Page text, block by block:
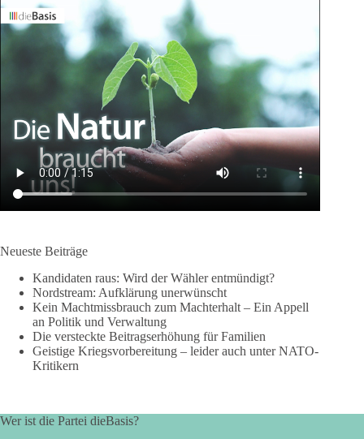
Neueste Beiträge
Kandidaten raus: Wird der Wähler entmündigt?
Nordstream: Aufklärung unerwünscht
Kein Machtmissbrauch zum Machterhalt – Ein Appell
an Politik und Verwaltung
Die versteckte Beitragserhöhung für Familien
Geistige Kriegsvorbereitung – leider auch unter NATO-
Kritikern
Wer ist die Partei dieBasis?